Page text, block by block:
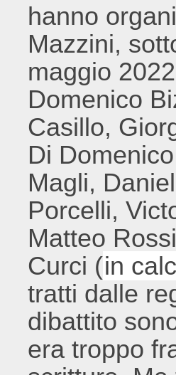
hanno
Mazzini,
maggio
Domenico
Casillo,
Di
Magli,
Porcelli,
Matteo
Curci (in
tratti dalle
dibattito
era troppo